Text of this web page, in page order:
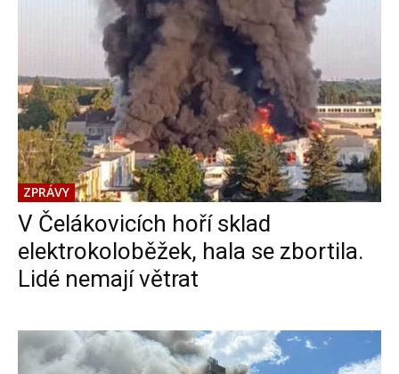
ZPRÁVY
V Čelákovicích hoří sklad
elektrokoloběžek, hala se zbortila.
Lidé nemají větrat